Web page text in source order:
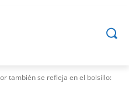
también se refleja en el bolsillo: